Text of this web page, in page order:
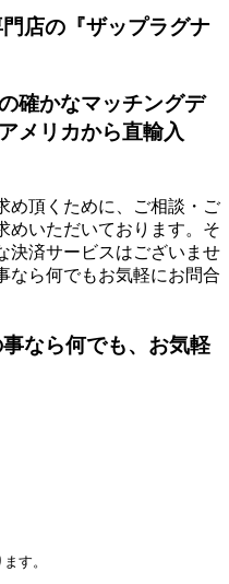
店の『ザップラグナ
確かなマッチングデ
メリカから直輸入
め頂くために、ご相談・ご
めいただいております。そ
決済サービスはございませ
なら何でもお気軽にお問合
なら何でも、お気軽
す。